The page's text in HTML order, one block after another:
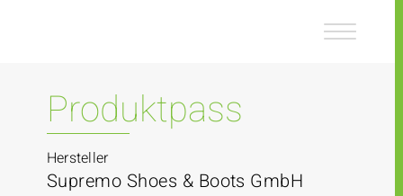
Produktpass
Hersteller
Supremo Shoes & Boots GmbH